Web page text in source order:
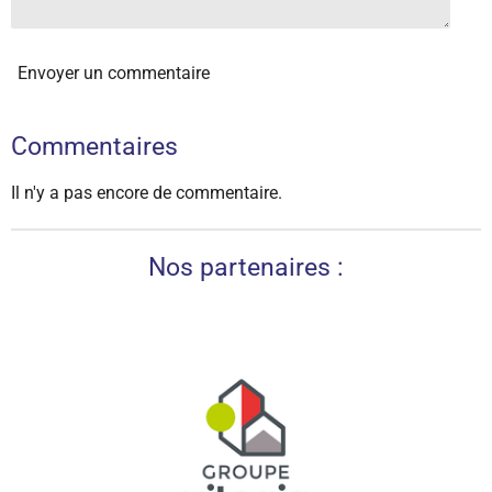
Envoyer un commentaire
Commentaires
Il n'y a pas encore de commentaire.
Nos partenaires :